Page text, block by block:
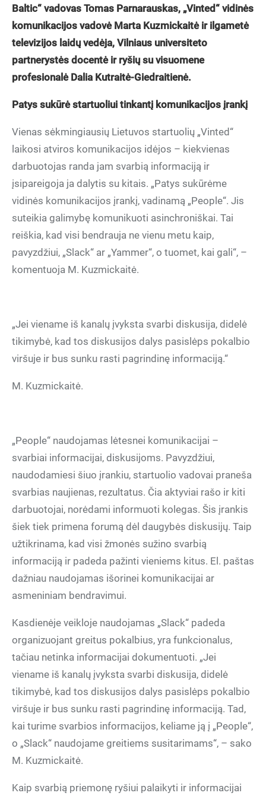
Baltic“ vadovas Tomas Parnarauskas, „Vinted“ vidinės
komunikacijos vadovė Marta Kuzmickaitė ir ilgametė
televizijos laidų vedėja, Vilniaus universiteto
partnerystės docentė ir ryšių su visuomene
profesionalė Dalia Kutraitė-Giedraitienė.
Patys sukūrė startuoliui tinkantį komunikacijos įrankį
Vienas sėkmingiausių Lietuvos startuolių „Vinted“
laikosi atviros komunikacijos idėjos – kiekvienas
darbuotojas randa jam svarbią informaciją ir
įsipareigoja ja dalytis su kitais. „Patys sukūrėme
vidinės komunikacijos įrankį, vadinamą „People“. Jis
suteikia galimybę komunikuoti asinchroniškai. Tai
reiškia, kad visi bendrauja ne vienu metu kaip,
pavyzdžiui, „Slack“ ar „Yammer“, o tuomet, kai gali“, –
komentuoja M. Kuzmickaitė.
„Jei viename iš kanalų įvyksta svarbi diskusija, didelė
tikimybė, kad tos diskusijos dalys pasislėps pokalbio
viršuje ir bus sunku rasti pagrindinę informaciją.“
M. Kuzmickaitė.
„People“ naudojamas lėtesnei komunikacijai –
svarbiai informacijai, diskusijoms. Pavyzdžiui,
naudodamiesi šiuo įrankiu, startuolio vadovai praneša
svarbias naujienas, rezultatus. Čia aktyviai rašo ir kiti
darbuotojai, norėdami informuoti kolegas. Šis įrankis
šiek tiek primena forumą dėl daugybės diskusijų. Taip
užtikrinama, kad visi žmonės sužino svarbią
informaciją ir padeda pažinti vieniems kitus. El. paštas
dažniau naudojamas išorinei komunikacijai ar
asmeniniam bendravimui.
Kasdienėje veikloje naudojamas „Slack“ padeda
organizuojant greitus pokalbius, yra funkcionalus,
tačiau netinka informacijai dokumentuoti. „Jei
viename iš kanalų įvyksta svarbi diskusija, didelė
tikimybė, kad tos diskusijos dalys pasislėps pokalbio
viršuje ir bus sunku rasti pagrindinę informaciją. Tad,
kai turime svarbios informacijos, keliame ją į „People“,
o „Slack“ naudojame greitiems susitarimams“, – sako
M. Kuzmickaitė.
Kaip svarbią priemonę ryšiui palaikyti ir informacijai